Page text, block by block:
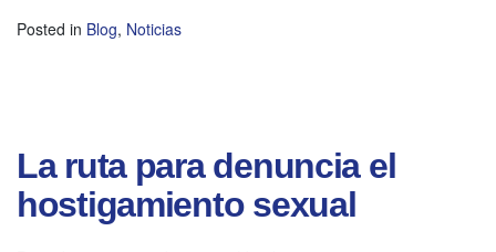
Posted in Blog, Noticias
La ruta para denuncia el
hostigamiento sexual